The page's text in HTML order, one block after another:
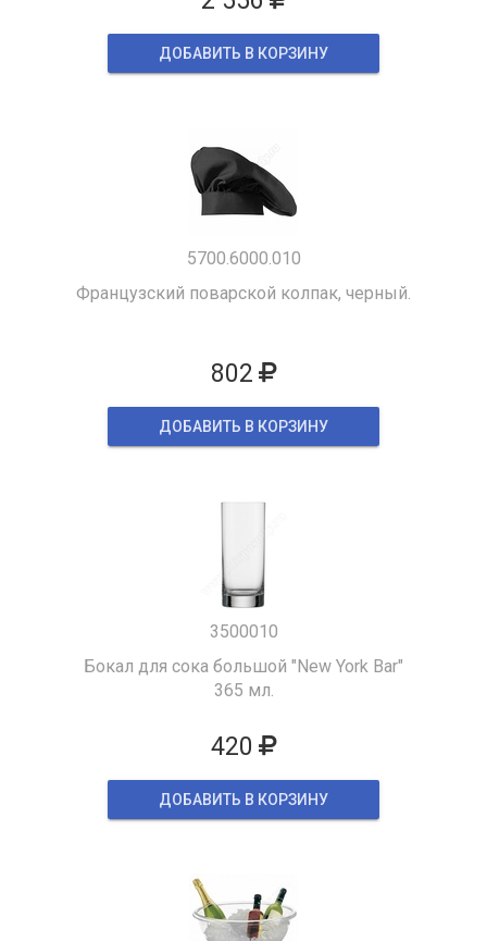
ДОБАВИТЬ В КОРЗИНУ
5700.6000.010
Французский поварской колпак, черный.
802
ДОБАВИТЬ В КОРЗИНУ
3500010
Бокал для сока большой "New York Bar"
365 мл.
420
ДОБАВИТЬ В КОРЗИНУ